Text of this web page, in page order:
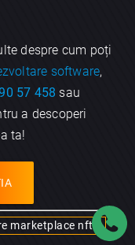
despre cum poți
software,
57 458 sau
a descoperi
ta!
marketplace nft